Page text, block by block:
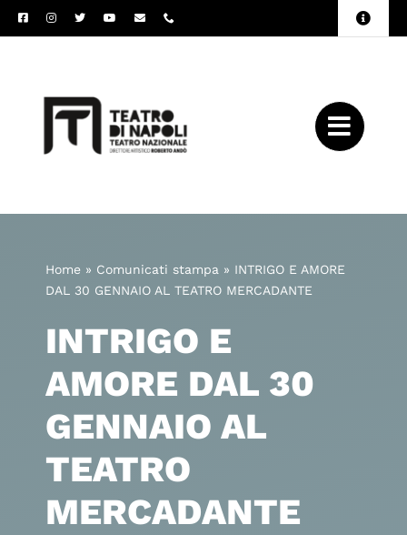
Salta
al
Toggle
Home» Comunicati stampa » INTRIGO E AMORE
DAL 30 GENNAIO AL TEATRO MERCADANTE
INTRIGO E
AMORE DAL 30
GENNAIO AL
TEATRO
MERCADANTE